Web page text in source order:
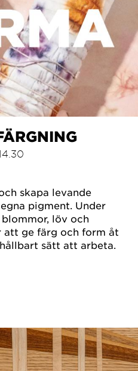
skapa levande
pigment. Under
löv och
ge färg och form åt
sätt att arbeta.